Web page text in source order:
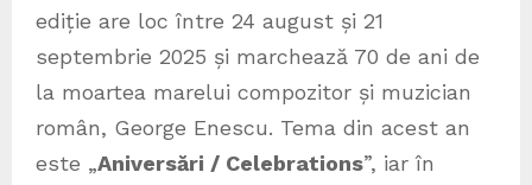
ediție are loc între 24 august și 21
septembrie 2025 și marchează 70 de ani de
la moartea marelui compozitor și muzician
român, George Enescu. Tema din acest an
este „Aniversări / Celebrations”, iar în